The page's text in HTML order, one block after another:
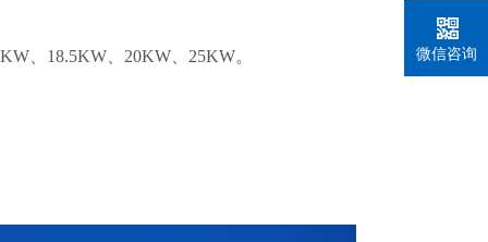
、18.5KW、20KW、25KW。 微信咨询